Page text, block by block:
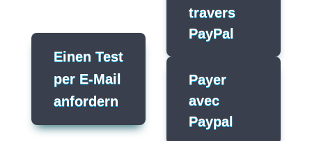
Einen Test
per E-Mail
anfordern
travers
PayPal
Payer
avec
Paypal